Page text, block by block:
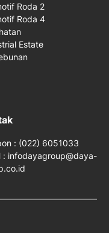
Roda 2
Roda 4
Estate
: (022) 6051033
: infodayagroup@daya-